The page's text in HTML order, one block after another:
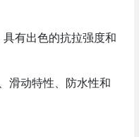
有出色的抗拉强度和
滑动特性、防水性和